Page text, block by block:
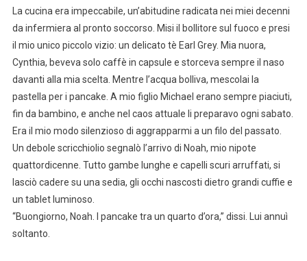
La cucina era impeccabile, un’abitudine radicata nei miei decenni
da infermiera al pronto soccorso. Misi il bollitore sul fuoco e presi
il mio unico piccolo vizio: un delicato tè Earl Grey. Mia nuora,
Cynthia, beveva solo caffè in capsule e storceva sempre il naso
davanti alla mia scelta. Mentre l’acqua bolliva, mescolai la
pastella per i pancake. A mio figlio Michael erano sempre piaciuti,
fin da bambino, e anche nel caos attuale li preparavo ogni sabato.
Era il mio modo silenzioso di aggrapparmi a un filo del passato.
Un debole scricchiolio segnalò l’arrivo di Noah, mio nipote
quattordicenne. Tutto gambe lunghe e capelli scuri arruffati, si
lasciò cadere su una sedia, gli occhi nascosti dietro grandi cuffie e
un tablet luminoso.
“Buongiorno, Noah. I pancake tra un quarto d’ora,” dissi. Lui annuì
soltanto.